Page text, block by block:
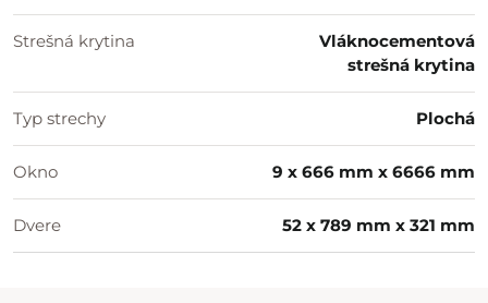
Strešná krytina
Vláknocementová
strešná krytina
Typ strechy Plochá
Okno 9 x 666 mm x 6666 mm
Dvere 52 x 789 mm x 321 mm